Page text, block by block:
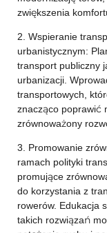
zwiększenia
2. Wspieranie
urbanistycznym:
transport publiczny
urbanizacji.
transportowych,
znacząco poprawić
zrównoważony
3. Promowanie
ramach polityki
promujące
do korzystania z
rowerów. Edukacja
takich rozwiązań